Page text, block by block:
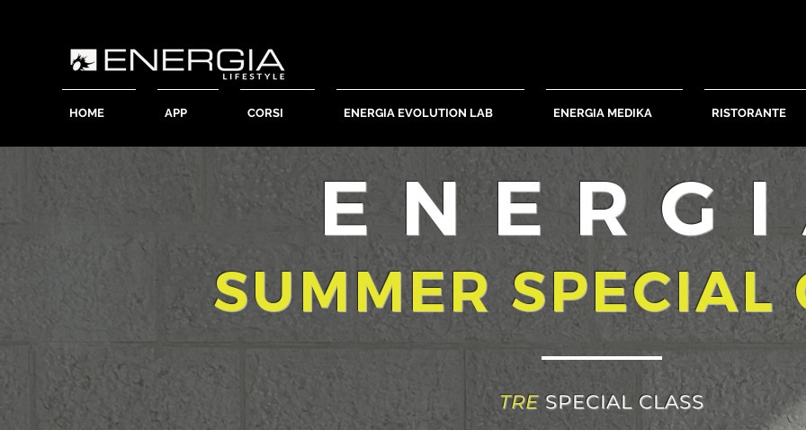
HOME APP CORSI ENERGIA EVOLUTION LAB ENERGIA MEDIKA RISTORANTE
SUMMER SPECIAL
TRE SPECIAL CLASS